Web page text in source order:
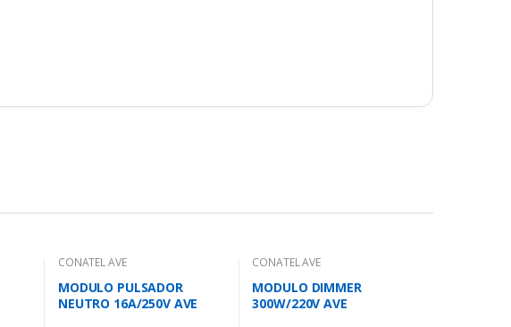
CONATEL AVE
MODULO PULSADOR
NEUTRO 16A/250V AVE
CONATEL AVE
MODULO DIMMER
300W/220V AVE